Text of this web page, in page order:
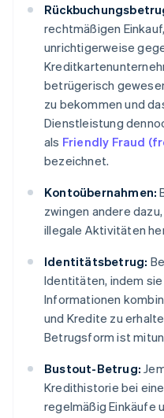
rechtmäßigen
unrichtigerweise
betrügerisch
zu bekommen und
Dienstleistung
als Friendly Fraud
bezeichnet.
Kontoübernahmen:
zwingen andere
illegale Aktivitäten
Identitätsbetrug:
Identitäten, indem
Informationen
und Kredite zu
Betrugsform ist
Bustout-Betrug:
Kredithistorie bei
regelmäßig Einkäufe